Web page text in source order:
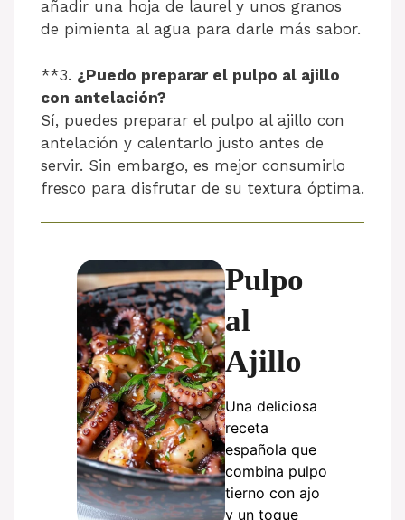
añadir una hoja de laurel y unos granos
de pimienta al agua para darle más sabor.
**3. ¿Puedo preparar el pulpo al ajillo
con antelación?
Sí, puedes preparar el pulpo al ajillo con
antelación y calentarlo justo antes de
servir. Sin embargo, es mejor consumirlo
fresco para disfrutar de su textura óptima.
Pulpo
al
Ajillo
Una deliciosa
receta
española que
combina pulpo
tierno con ajo
y un toque